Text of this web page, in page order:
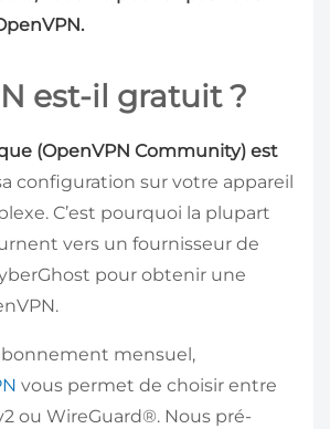
est-il gratuit ?
(OpenVPN Community) est
configuration sur votre appareil
C’est pourquoi la plupart
vers un fournisseur de
pour obtenir une
mensuel,
vous permet de choisir entre
ou WireGuard®. Nous pré-